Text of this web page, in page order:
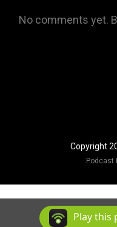
No comments yet.
Copyright
Podcast
Play this